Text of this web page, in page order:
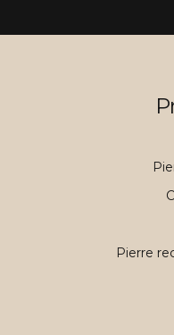
Pierre